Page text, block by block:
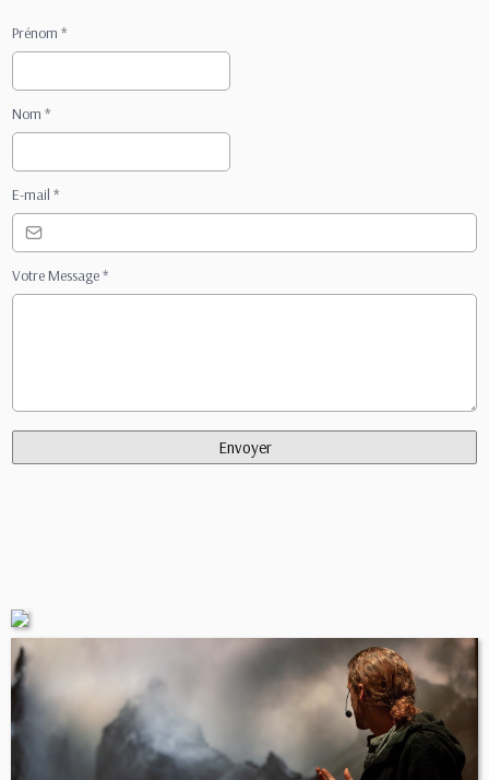
Prénom *
Nom *
E-mail *
Votre Message*
Envoyer